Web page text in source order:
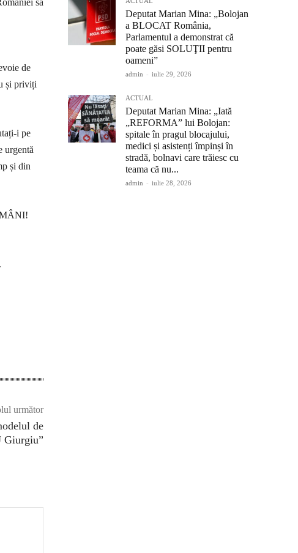
să
de
și priviți
i pe
urgentă
și din
următor
de
Giurgiu”
Deputat Marian Mina: „Bolojan
a BLOCAT România,
Parlamentul a demonstrat că
poate găsi SOLUŢII pentru
oameni”
admin - iulie 29, 2026
ACTUAL
Deputat Marian Mina: „Iată
„REFORMA” lui Bolojan:
spitale în pragul blocajului,
medici și asistenți împinși în
stradă, bolnavi care trăiesc cu
teama că nu...
admin - iulie 28, 2026